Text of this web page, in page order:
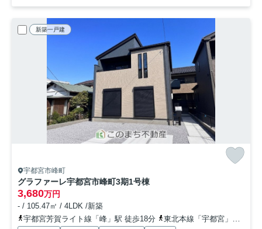
新築一戸建
宇都宮市峰町
グラファーレ宇都宮市峰町3期1号棟
3,680万円
- / 105.47㎡ / 4LDK /新築
宇都宮芳賀ライト線「峰」駅 徒歩18分
東北本線「宇都宮」駅 徒歩34分